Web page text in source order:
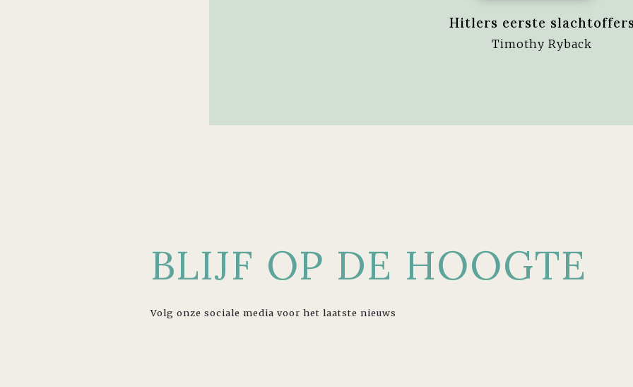
Hitlers eerste
Timothy Ryback
BLIJF OP DE HOOGTE
Volg onze sociale media voor het laatste nieuws